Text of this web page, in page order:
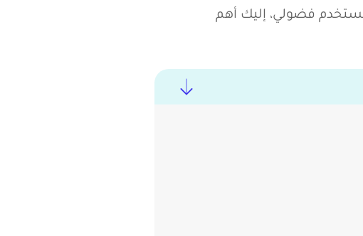
هل تريد أن تعرف كيف يقيس
نحو الإجابة على هذه